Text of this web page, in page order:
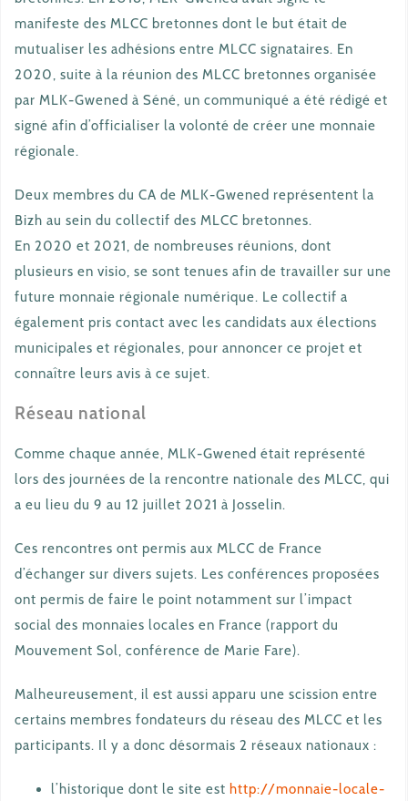
manifeste des MLCC bretonnes dont le but était de
mutualiser les adhésions entre MLCC signataires. En
2020, suite à la réunion des MLCC bretonnes organisée
par MLK-Gwened à Séné, un communiqué a été rédigé et
signé afin d’officialiser la volonté de créer une monnaie
régionale.
Deux membres du CA de MLK-Gwened représentent la
Bizh au sein du collectif des MLCC bretonnes.
En 2020 et 2021, de nombreuses réunions, dont
plusieurs en visio, se sont tenues afin de travailler sur une
future monnaie régionale numérique. Le collectif a
également pris contact avec les candidats aux élections
municipales et régionales, pour annoncer ce projet et
connaître leurs avis à ce sujet.
Réseau national
Comme chaque année, MLK-Gwened était représenté
lors des journées de la rencontre nationale des MLCC, qui
a eu lieu du 9 au 12 juillet 2021 à Josselin.
Ces rencontres ont permis aux MLCC de France
d’échanger sur divers sujets. Les conférences proposées
ont permis de faire le point notamment sur l’impact
social des monnaies locales en France (rapport du
Mouvement Sol, conférence de Marie Fare).
Malheureusement, il est aussi apparu une scission entre
certains membres fondateurs du réseau des MLCC et les
participants. Il y a donc désormais 2 réseaux nationaux :
l’historique dont le site est http://monnaie-locale-